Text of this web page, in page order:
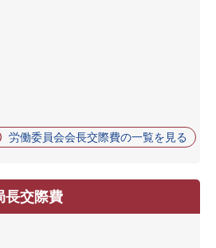
労働委員会会長交際費の一覧を見る
長交際費